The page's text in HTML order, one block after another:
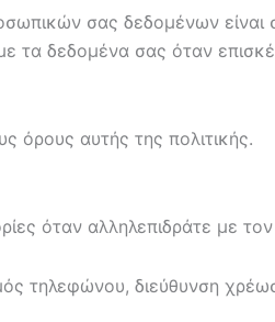
σας δεδομένων είναι
τα δεδομένα σας όταν
όρους αυτής της πολιτικής.
όταν αλληλεπιδράτε με
τηλεφώνου, διεύθυνση